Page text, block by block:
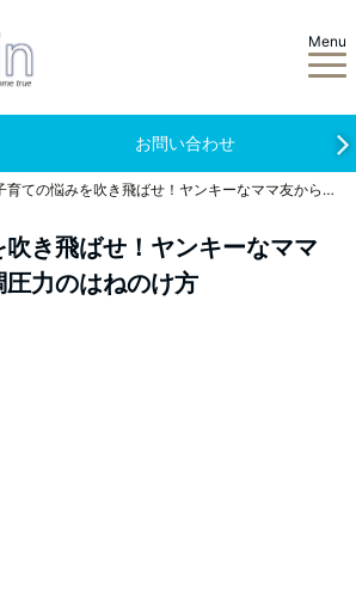
Menu
お問い合わせ
子育ての悩みを吹き飛ばせ！ヤンキーなママ友から学ぶ同調圧力のはねのけ方
き飛ばせ！ヤンキーなママ
力のはねのけ方